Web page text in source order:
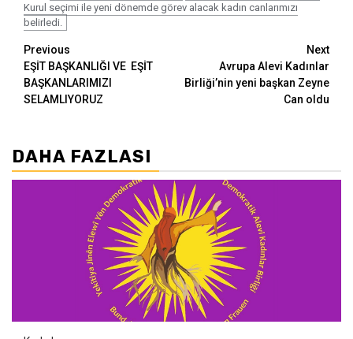
Kurul seçimi ile yeni dönemde görev alacak kadın canlarımızı
belirledi.
Continue
Reading
Previous
EŞİT BAŞKANLIĞI VE EŞİT
BAŞKANLARIMIZI
SELAMLIYORUZ
Next
Avrupa Alevi Kadınlar
Birliği’nin yeni başkan Zeyne
Can oldu
DAHA FAZLASI